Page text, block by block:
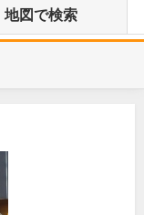
地図で検索